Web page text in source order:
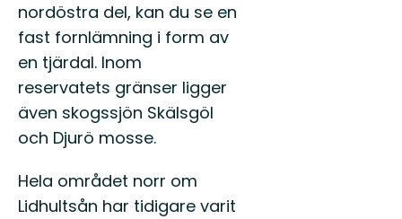
nordöstra del, kan du se en
fast fornlämning i form av
en tjärdal. Inom
reservatets gränser ligger
även skogssjön Skälsgöl
och Djurö mosse.
Hela området norr om
Lidhultsån har tidigare varit